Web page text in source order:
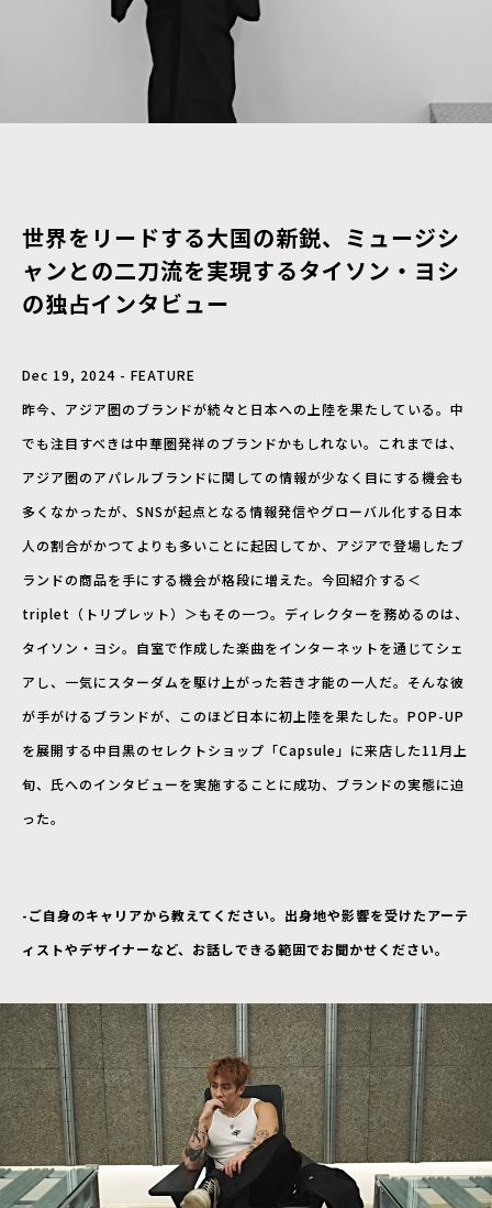
世界をリードする大国の新鋭、ミュージシ
ャンとの二刀流を実現するタイソン・ヨシ
の独占インタビュー
Dec 19, 2024 - FEATURE
昨今、アジア圏のブランドが続々と日本への上陸を果たしている。中
でも注目すべきは中華圏発祥のブランドかもしれない。これまでは、
アジア圏のアパレルブランドに関しての情報が少なく目にする機会も
多くなかったが、SNSが起点となる情報発信やグローバル化する日本
人の割合がかつてよりも多いことに起因してか、アジアで登場したブ
ランドの商品を手にする機会が格段に増えた。今回紹介する＜
triplet（トリプレット）＞もその一つ。ディレクターを務めるのは、
タイソン・ヨシ。自室で作成した楽曲をインターネットを通じてシェ
アし、一気にスターダムを駆け上がった若き才能の一人だ。そんな彼
が手がけるブランドが、このほど日本に初上陸を果たした。POP-UP
を展開する中目黒のセレクトショップ「Capsule」に来店した11月上
旬、氏へのインタビューを実施することに成功、ブランドの実態に迫
った。
-ご自身のキャリアから教えてください。出身地や影響を受けたアーテ
ィストやデザイナーなど、お話しできる範囲でお聞かせください。